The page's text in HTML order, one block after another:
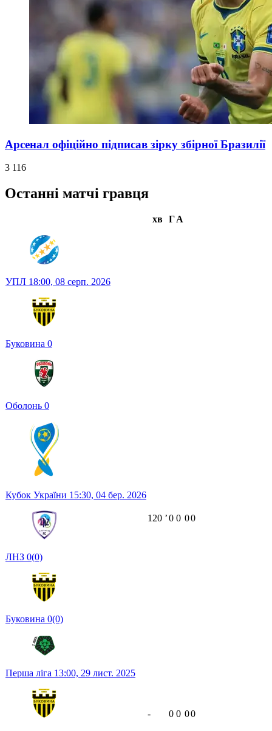
Арсенал офіційно підписав зірку збірної Бразилії
3 116
Останні матчі гравця
хв ГА
УПЛ 18:00, 08 серп. 2026
Буковина 0
Оболонь 0
Кубок України 15:30, 04 бер. 2026
ЛНЗ 0(0)
Буковина 0(0)
120 ʼ0 0 00
Перша ліга 13:00, 29 лист. 2025
- 0 0 00